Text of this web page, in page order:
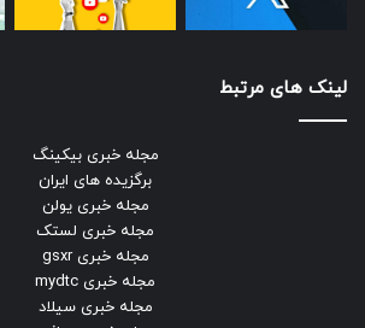
لینک های مرتبط
مجله خبری بیکینگ
برگزیده های ایران
مجله خبری یولن
مجله خبری لستک
مجله خبری gsxr
مجله خبری mydtc
مجله خبری سیلاد